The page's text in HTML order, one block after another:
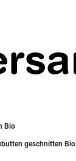
Bio
geschnitten Bio